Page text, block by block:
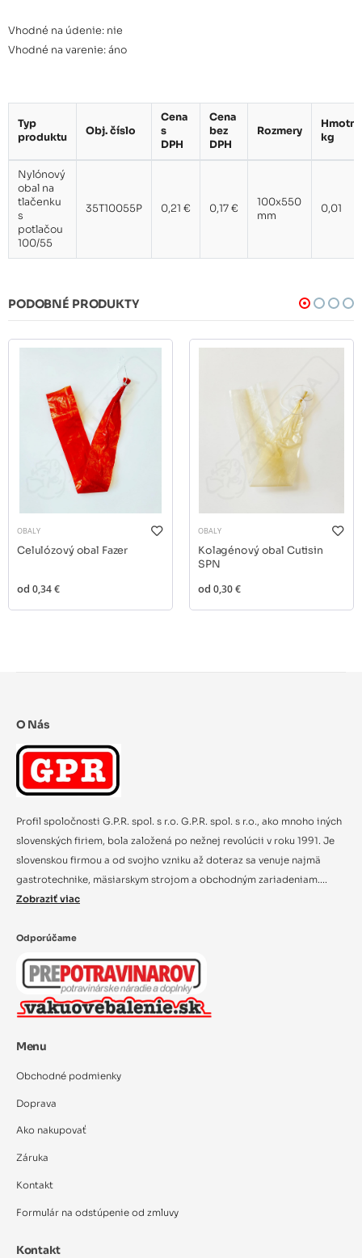
Vhodné na údenie: nie
Vhodné na varenie: áno
Typ
produktu
Obj. číslo
Cena
s
DPH
Cena
bez
DPH
Rozmery
kg
Nylónový
obal na
tlačenku
s
potlačou
100/55
35T10055P 0,21 € 0,17 €
100x550
mm
0,01
PODOBNÉ PRODUKTY
OBALY
Celulózový obal Fazer
od 0,34 €
OBALY
Kolagénový obal Cutisin
SPN
od 0,30 €
O Nás
Profil spoločnosti G.P.R. spol. s r.o. G.P.R. spol. s r.o., ako mnoho iných
slovenských firiem, bola založená po nežnej revolúcii v roku 1991. Je
slovenskou firmou a od svojho vzniku až doteraz sa venuje najmä
gastrotechnike, mäsiarskym strojom a obchodným zariadeniam....
Zobraziť viac
Odporúčame
Menu
Obchodné podmienky
Doprava
Ako nakupovať
Záruka
Kontakt
Formulár na odstúpenie od zmluvy
Kontakt